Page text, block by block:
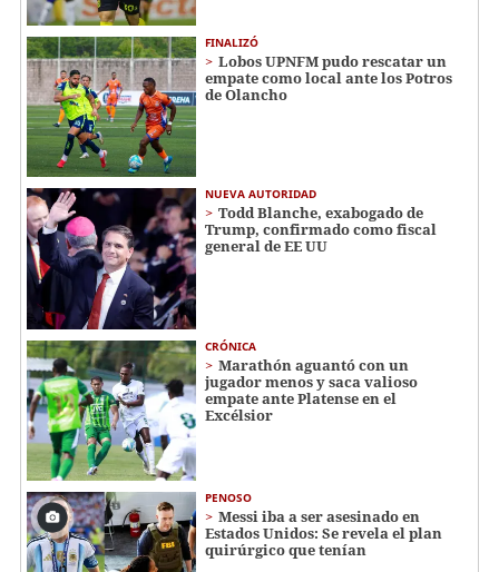
FINALIZÓ
Lobos UPNFM pudo rescatar un
empate como local ante los Potros
de Olancho
NUEVA AUTORIDAD
Todd Blanche, exabogado de
Trump, confirmado como fiscal
general de EE UU
CRÓNICA
Marathón aguantó con un
jugador menos y saca valioso
empate ante Platense en el
Excélsior
PENOSO
Messi iba a ser asesinado en
Estados Unidos: Se revela el plan
quirúrgico que tenían